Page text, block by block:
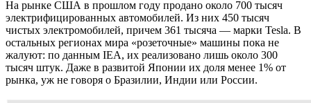
На рынке США в прошлом году продано около 700 тысяч
электрифицированных автомобилей. Из них 450 тысяч
чистых электромобилей, причем 361 тысяча — марки Tesla. В
остальных регионах мира «розеточные» машины пока не
жалуют: по данным IEA, их реализовано лишь около 300
тысяч штук. Даже в развитой Японии их доля менее 1% от
рынка, уж не говоря о Бразилии, Индии или России.